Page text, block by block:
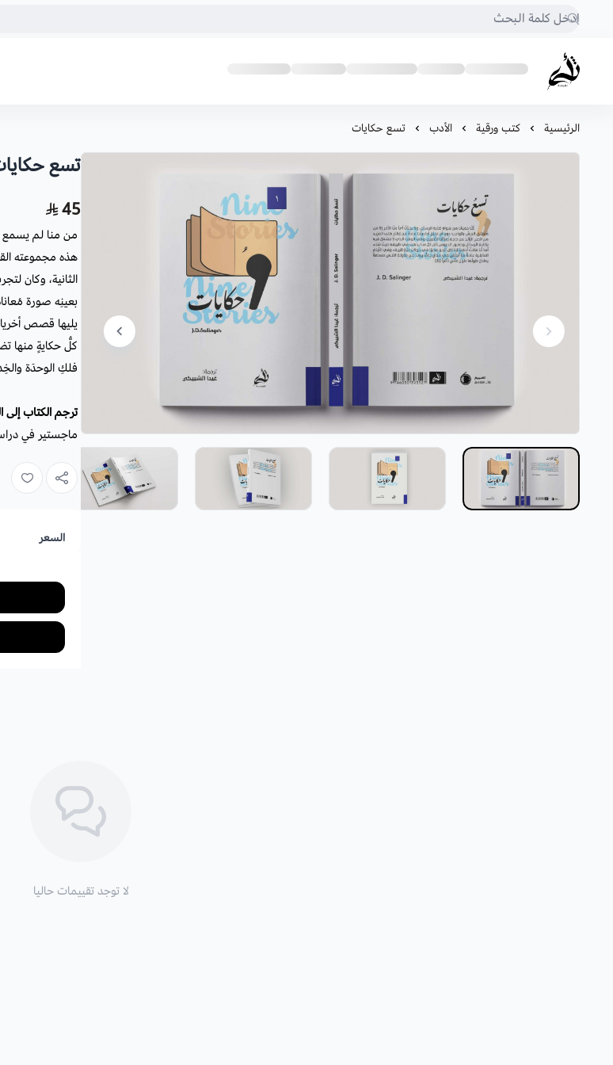
متجر أثرى للكتب
الرئيسية كتب ورقية الأدب تسع حكايات
تسع
45
من منا لم يسمع
الثانية، وكان
بعينِه صورة
يليها قصص
كلُّ حكايةٍ منها
فلكِ الوحدَة
ترجم الكتاب إلى
ماجستير في
السعر
لا توجد تقييمات حاليا